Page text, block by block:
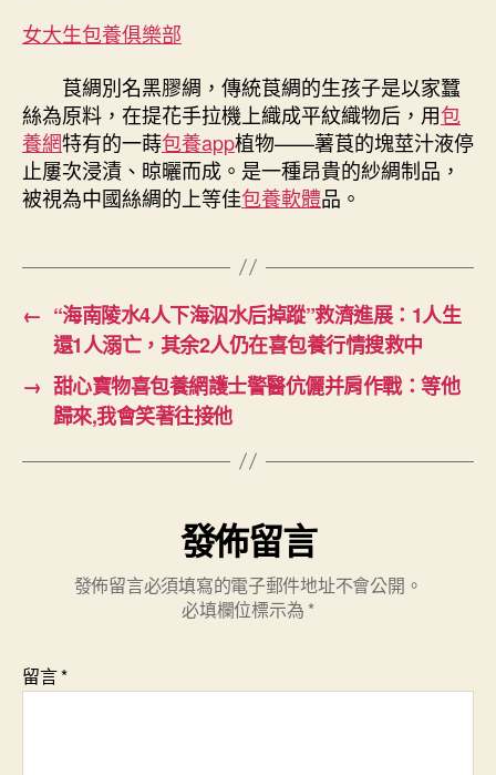
女大生包養俱樂部
莨綢別名黑膠綢，傳統莨綢的生孩子是以家蠶
絲為原料，在提花手拉機上織成平紋織物后，用包
養網特有的一蒔包養app植物——薯莨的塊莖汁液停
止屢次浸漬、晾曬而成。是一種昂貴的紗綢制品，
被視為中國絲綢的上等佳包養軟體品。
← “海南陵水4人下海泅水后掉蹤”救濟進展：1人生
還1人溺亡，其余2人仍在喜包養行情搜救中
→ 甜心寶物喜包養網護士警醫伉儷并肩作戰：等他
歸來,我會笑著往接他
發佈留言
發佈留言必須填寫的電子郵件地址不會公開。
必填欄位標示為 *
留言*